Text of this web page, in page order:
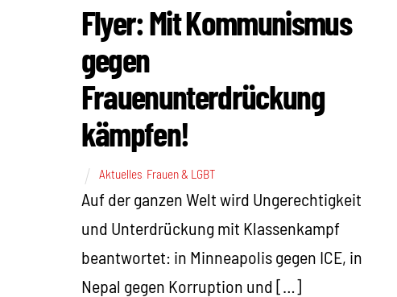
Flyer: Mit Kommunismus
gegen
Frauenunterdrückung
kämpfen!
Aktuelles, Frauen & LGBT
Auf der ganzen Welt wird Ungerechtigkeit
und Unterdrückung mit Klassenkampf
beantwortet: in Minneapolis gegen ICE, in
Nepal gegen Korruption und […]